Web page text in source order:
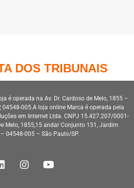
DOS TRIBUNAIS
é operada na Av. Dr. Cardoso de Melo, 1855 –
04548-005.A loja online Marca é operada pela
em Internet Ltda. CNPJ 15.427.207/0001-
Melo, 1855,15 andar Conjunto 151, Jardim
04548-005 – São Paulo/SP.